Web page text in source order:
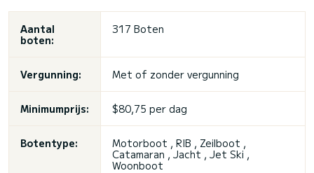
Aantal
boten:
317 Boten
Vergunning: Met of zonder vergunning
Minimumprijs: $80,75 per dag
Botentype:
Motorboot , RIB , Zeilboot ,
Catamaran , Jacht , Jet Ski ,
Woonboot